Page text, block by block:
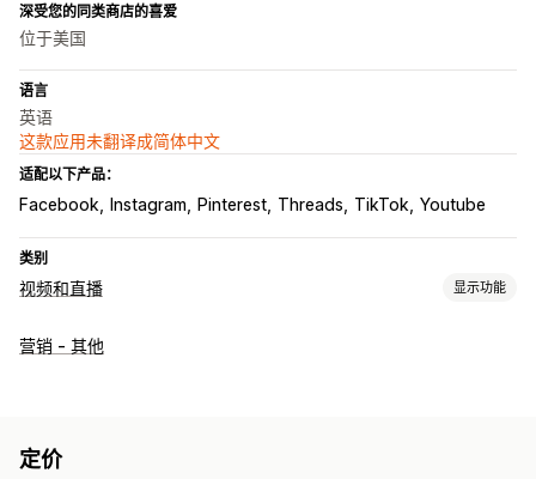
深受您的同类商店的喜爱
位于美国
语言
英语
这款应用未翻译成简体中文
适配以下产品：
Facebook Instagram Pinterest Threads TikTok Youtube
类别
视频和直播 显示功能
视频管理
视频编辑
营销 - 其他
定价